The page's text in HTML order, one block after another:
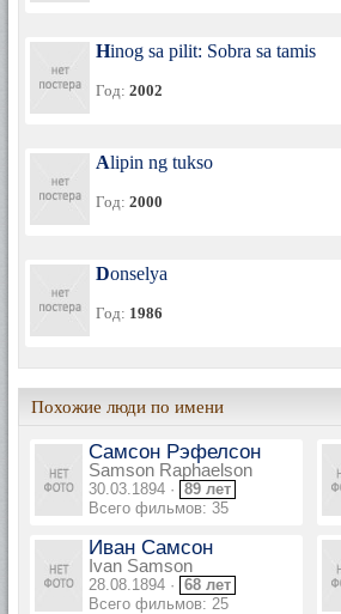
Hinog sa pilit: Sobra sa tamis
Год: 2002
Alipin ng tukso
Год: 2000
Donselya
Год: 1986
Похожие люди по имени
Самсон Рэфелсон
Samson Raphaelson
30.03.1894 · 89 лет
Всего фильмов: 35
Иван Самсон
Ivan Samson
28.08.1894 · 68 лет
Всего фильмов: 25